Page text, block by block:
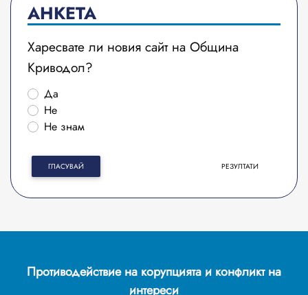
АНКЕТА
Харесвате ли новия сайт на Община
Криводол?
Да
Не
Не знам
ГЛАСУВАЙ РЕЗУЛТАТИ
Противодействие на корупцията и конфликт на
интереси